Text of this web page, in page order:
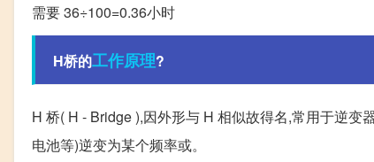
需要 36÷100=0.36小时
H桥的工作原理?
H 桥( H - Bridge ),因外形与 H 相似故得名,常用于逆
电池等)逆变为某个频率或。